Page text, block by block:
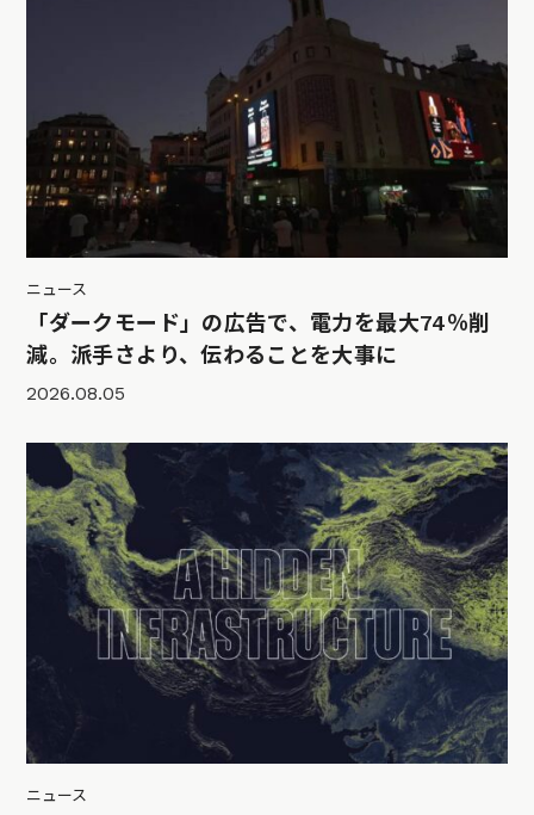
ニュース
「ダークモード」の広告で、電力を最大74％削
減。派手さより、伝わることを大事に
2026.08.05
ニュース